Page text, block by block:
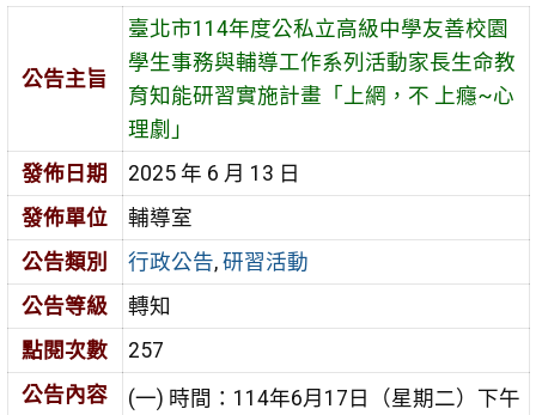
公告主旨
臺北市114年度公私立高級中學友善校園
學生事務與輔導工作系列活動家長生命教
育知能研習實施計畫「上網，不 上癮~心
理劇」
發佈日期
2025 年 6 月 13 日
發佈單位
輔導室
公告類別
行政公告, 研習活動
公告等級
轉知
點閱次數
257
公告內容
(一) 時間：114年6月17日（星期二）下午